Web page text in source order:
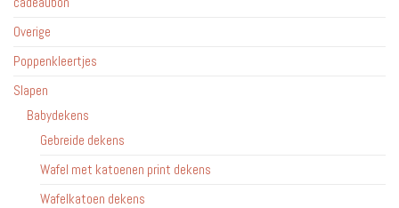
Overige
Poppenkleertjes
Slapen
Babydekens
Gebreide dekens
Wafel met katoenen print dekens
Wafelkatoen dekens